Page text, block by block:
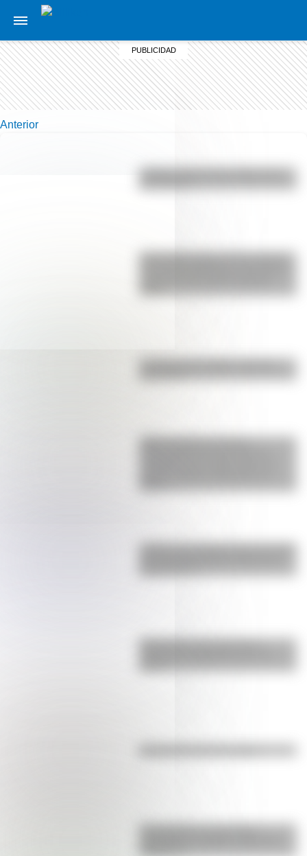
Anterior
¿Sabías cómo fue la infancia de
Actividades para el 17 de agosto:
La vida de San Martín contada
SESC Pompéia: historia y
Brasil
¿Sabías que Argentina tuvo la torre
Sudamérica?
Efemérides: tres cosas que
agosto
El normalismo, la corriente